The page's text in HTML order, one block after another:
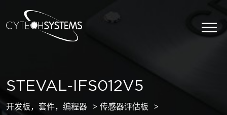
STEVAL-IFS012V5
开发板，套件，编程器
传感器评估板